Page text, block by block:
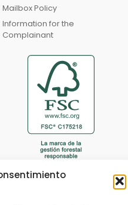
Mailbox Policy
Information for the
Complainant